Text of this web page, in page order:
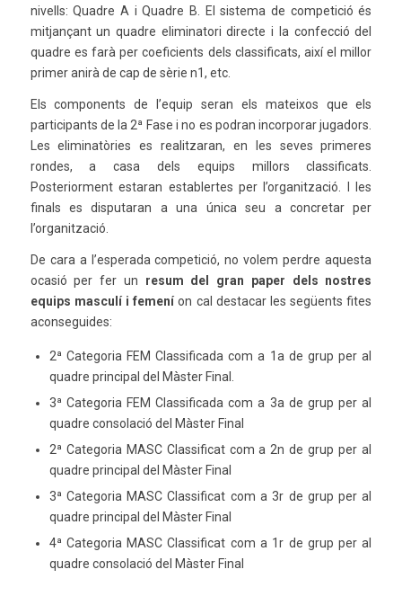
nivells: Quadre A i Quadre B. El sistema de competició és
mitjançant un quadre eliminatori directe i la confecció del
quadre es farà per coeficients dels classificats, així el millor
primer anirà de cap de sèrie n1, etc.
Els components de l’equip seran els mateixos que els
participants de la 2ª Fase i no es podran incorporar jugadors.
Les eliminatòries es realitzaran, en les seves primeres
rondes, a casa dels equips millors classificats.
Posteriorment estaran establertes per l’organització. I les
finals es disputaran a una única seu a concretar per
l’organització.
De cara a l’esperada competició, no volem perdre aquesta
ocasió per fer un resum del gran paper dels nostres
equips masculí i femení on cal destacar les següents fites
aconseguides:
2ª Categoria FEM Classificada com a 1a de grup per al
quadre principal del Màster Final.
3ª Categoria FEM Classificada com a 3a de grup per al
quadre consolació del Màster Final
2ª Categoria MASC Classificat com a 2n de grup per al
quadre principal del Màster Final
3ª Categoria MASC Classificat com a 3r de grup per al
quadre principal del Màster Final
4ª Categoria MASC Classificat com a 1r de grup per al
quadre consolació del Màster Final